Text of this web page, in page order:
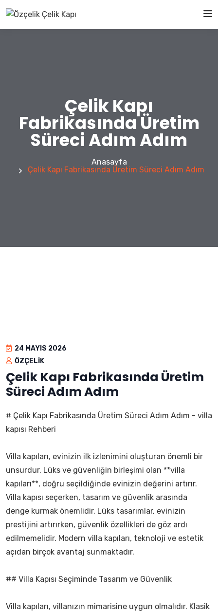
Çelik Kapı
Fabrikasında Üretim
Süreci Adım Adım
Anasayfa
Çelik Kapı Fabrikasında Üretim Süreci Adım Adım
24 MAYIS 2026
ÖZÇELIK
Çelik Kapı Fabrikasında Üretim
Süreci Adım Adım
# Çelik Kapı Fabrikasında Üretim Süreci Adım Adım - villa
kapısı Rehberi
Villa kapıları, evinizin ilk izlenimini oluşturan önemli bir
unsurdur. Lüks ve güvenliğin birleşimi olan **villa
kapıları**, doğru seçildiğinde evinizin değerini artırır.
Villa kapısı seçerken, tasarım ve güvenlik arasında
denge kurmak önemlidir. Lüks tasarımlar, evinizin
prestijini artırırken, güvenlik özellikleri de göz ardı
edilmemelidir. Modern villa kapıları, teknoloji ve estetik
açıdan birçok avantaj sunmaktadır.
## Villa Kapısı Seçiminde Tasarım ve Güvenlik
Villa kapıları, villanızın mimarisine uygun olmalıdır. Klasik